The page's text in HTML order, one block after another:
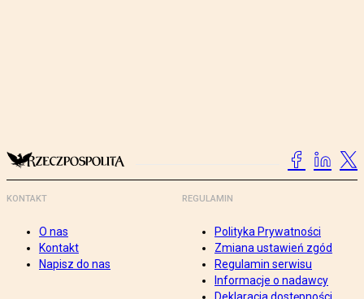
KONTAKT
O nas
Kontakt
Napisz do nas
REGULAMIN
Polityka Prywatności
Zmiana ustawień zgód
Regulamin serwisu
Informacje o nadawcy